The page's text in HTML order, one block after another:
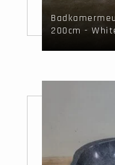
200cm -